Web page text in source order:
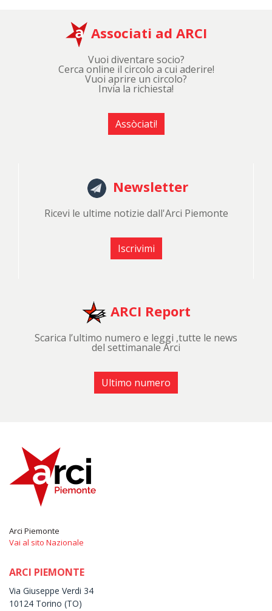
Associati ad ARCI
Vuoi diventare socio?
Cerca online il circolo a cui aderire!
Vuoi aprire un circolo?
Invia la richiesta!
Assòciati!
Newsletter
Ricevi le ultime notizie dall'Arci Piemonte
Iscrivimi
ARCI Report
Scarica l’ultimo numero e leggi ,tutte le news
del settimanale Arci
Ultimo numero
Arci Piemonte
Vai al sito Nazionale
ARCI PIEMONTE
Via Giuseppe Verdi 34
10124 Torino (TO)